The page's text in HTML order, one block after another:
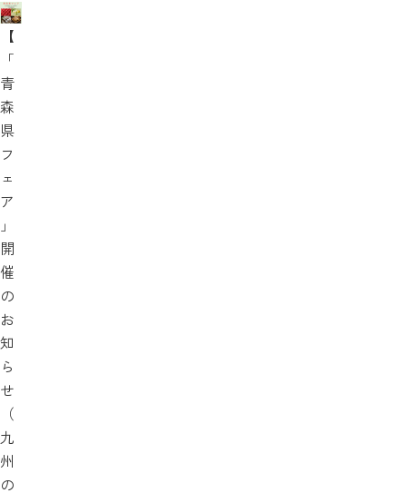
【
「
青
森
県
フ
ェ
ア
」
開
催
の
お
知
ら
せ
（
九
州
の